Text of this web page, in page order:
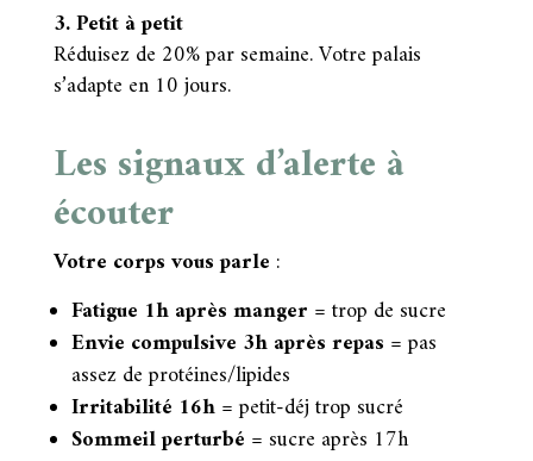
3. Petit à petit
Réduisez de 20% par semaine. Votre palais
s’adapte en 10 jours.
Les signaux d’alerte à
écouter
Votre corps vous parle :
Fatigue 1h après manger = trop de sucre
Envie compulsive 3h après repas = pas
assez de protéines/lipides
Irritabilité 16h= petit-déj trop sucré
Sommeil perturbé = sucre après 17h